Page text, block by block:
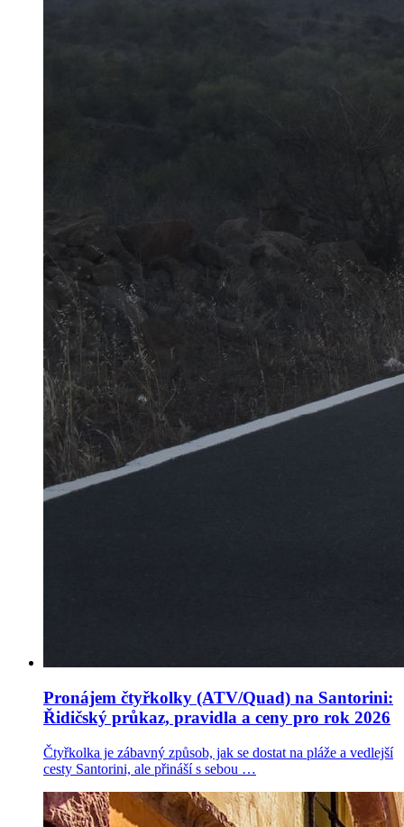
Pronájem čtyřkolky (ATV/Quad) na Santorini:
Řidičský průkaz, pravidla a ceny pro rok 2026
Čtyřkolka je zábavný způsob, jak se dostat na pláže a vedlejší
cesty Santorini, ale přináší s sebou …